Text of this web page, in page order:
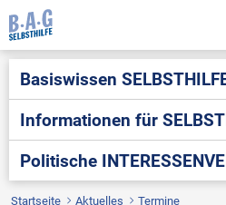
Basiswissen
Informationen für
Politische
Startseite Aktuelles Termine